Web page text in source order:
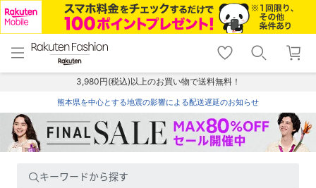
menu home
トップ
shopping_cart lock_outline
ログイン
3,980円(税込)以上のお買い物で送料無料！
熊本県を中心とする地震の影響による配送遅延のお知らせ
キーワードから探す